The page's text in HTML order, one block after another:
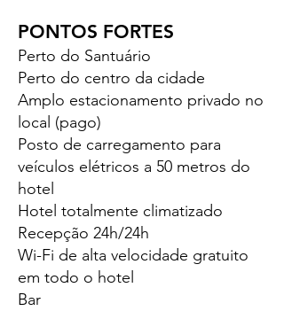
PONTOS FORTES
Perto do Santuário
Perto do centro da cidade
Amplo estacionamento privado no
local (pago)
Posto de carregamento para
veículos elétricos a 50 metros do
hotel
Hotel totalmente climatizado
Recepção 24h/24h
Wi-Fi de alta velocidade gratuito
em todo o hotel
Bar